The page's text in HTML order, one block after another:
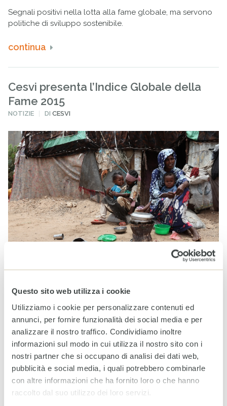
Questo sito web utilizza i cookie
Utilizziamo i cookie per personalizzare contenuti ed
annunci, per fornire funzionalità dei social media e per
analizzare il nostro traffico. Condividiamo inoltre
informazioni sul modo in cui utilizza il nostro sito con i
nostri partner che si occupano di analisi dei dati web,
pubblicità e social media, i quali potrebbero combinarle
con altre informazioni che ha fornito loro o che hanno
raccolto dal suo utilizzo dei loro servizi.
Segnali positivi nella lotta alla fame globale, ma servono
politiche di sviluppo sostenibile.
continua
Cesvi presenta l’Indice Globale della
Fame 2015
PUBBLICATO
NOTIZIE DICESVI
12 OTTOBRE 2015
Milano nell’ambito di Expo 2015.
continua
Indice Globale della Fame: sfida alla
fame nascosta
PUBBLICATO
IN
NOTIZIE DI CESVI